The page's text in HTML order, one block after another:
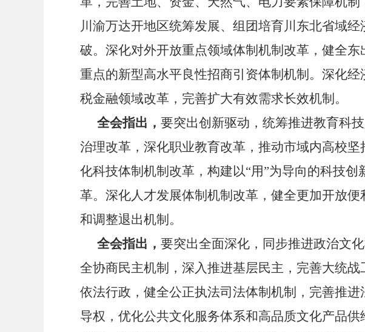
川渝万达开地区统筹发展、组团培育川东北省域
破。深化对外开放重点领域体制机制改革，健全
重点的新型高水平良性招商引资体制机制。深化
税金融领域改革，完善扩大有效需求长效机制。
全会指出， 要突出创新驱动，统筹推进教育科
治理改革，深化职业教育改革，推动市域内高校
化科技体制机制改革，构建以“用”为导向的科技创
革。深化人才发展体制机制改革，健全更加开放
和调整退出机制。
全会指出， 要突出全面深化，同步推进政治文
全协商民主机制，深入推进基层民主，完善大统
依法行政，健全公正执法司法体制机制，完善推
导权，优化公共文化服务体系和高品质文化产品